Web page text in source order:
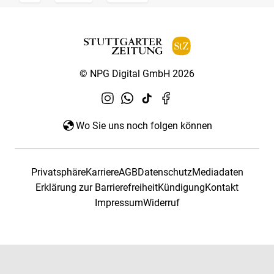
© NPG Digital GmbH 2026
Wo Sie uns noch folgen können
PrivatsphäreKarriereAGBDatenschutzMediadaten
Erklärung zur BarrierefreiheitKündigungKontakt
ImpressumWiderruf